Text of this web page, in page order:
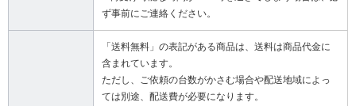
ず事前にご連絡ください。
「送料無料」の表記がある商品は、送料は商品代金に
含まれています。
ただし、ご依頼の台数がかさむ場合や配送地域によっ
ては別途、配送費が必要になります。